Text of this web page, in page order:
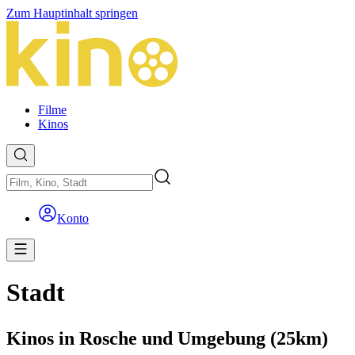
Zum Hauptinhalt springen
Filme
Kinos
Konto
Stadt
Kinos in Rosche und Umgebung (25km)